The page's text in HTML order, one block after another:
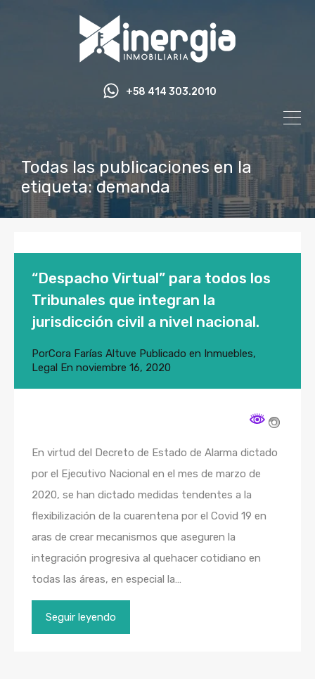
+58 414 303.2010
Todas las publicaciones en la
etiqueta: demanda
“Despacho Virtual” para todos los
Tribunales que integran la
jurisdicción civil a nivel nacional.
PorCora Farías Altuve Publicado en Inmuebles,
Legal En noviembre 16, 2020
En virtud del Decreto de Estado de Alarma dictado
por el Ejecutivo Nacional en el mes de marzo de
2020, se han dictado medidas tendentes a la
flexibilización de la cuarentena por el Covid 19 en
aras de crear mecanismos que aseguren la
integración progresiva al quehacer cotidiano en
todas las áreas, en especial la…
Seguir leyendo